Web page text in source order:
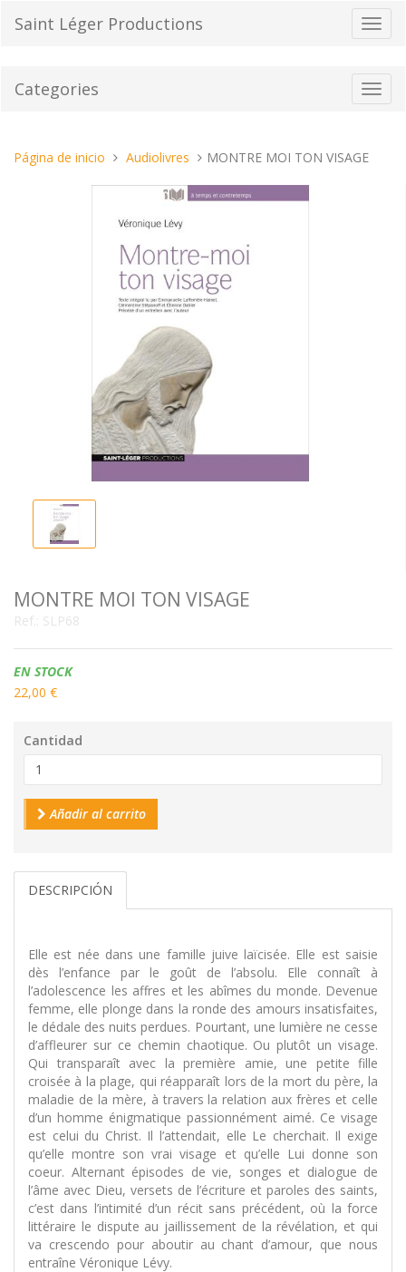
el
de
Saint Léger Productions
Categories
Estas
Página de inicio Audiolivres MONTRE MOI TON VISAGE
MONTRE MOI TON VISAGE
Ref.: SLP68
Disponibilidad:
EN STOCK
22,00 €
Cantidad
Añadir al carrito
DESCRIPCIÓN
Elle est née dans une famille juive laïcisée. Elle est saisie
dès l’enfance par le goût de l’absolu. Elle connaît à
l’adolescence les affres et les abîmes du monde. Devenue
femme, elle plonge dans la ronde des amours insatisfaites,
le dédale des nuits perdues. Pourtant, une lumière ne cesse
d’affleurer sur ce chemin chaotique. Ou plutôt un visage.
Qui transparaît avec la première amie, une petite fille
croisée à la plage, qui réapparaît lors de la mort du père, la
maladie de la mère, à travers la relation aux frères et celle
d’un homme énigmatique passionnément aimé. Ce visage
est celui du Christ. Il l’attendait, elle Le cherchait. Il exige
qu’elle montre son vrai visage et qu’elle Lui donne son
coeur. Alternant épisodes de vie, songes et dialogue de
l’âme avec Dieu, versets de l’écriture et paroles des saints,
c’est dans l’intimité d’un récit sans précédent, où la force
littéraire le dispute au jaillissement de la révélation, et qui
va crescendo pour aboutir au chant d’amour, que nous
entraîne Véronique Lévy.